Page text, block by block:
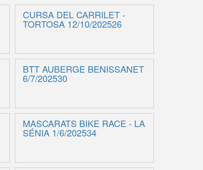
CURSA DEL CARRILET -
TORTOSA 12/10/202526
BTT AUBERGE BENISSANET
6/7/202530
MASCARATS BIKE RACE - LA
SÉNIA 1/6/202534